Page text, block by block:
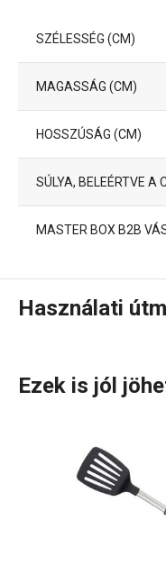
SZÉLESSÉG (CM)
MAGASSÁG (CM)
HOSSZÚSÁG (CM)
SÚLYA, BELEÉRTVE A
MASTER BOX B2B
Használati
Használati
Ezek is jól